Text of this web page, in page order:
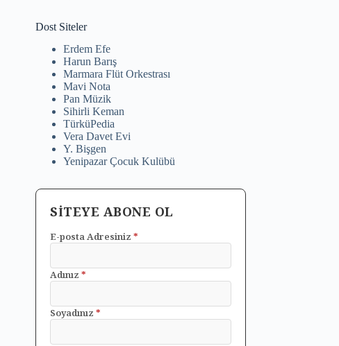
Dost Siteler
Erdem Efe
Harun Barış
Marmara Flüt Orkestrası
Mavi Nota
Pan Müzik
Sihirli Keman
TürküPedia
Vera Davet Evi
Y. Bişgen
Yenipazar Çocuk Kulübü
SİTEYE ABONE OL
E-posta Adresiniz*
Adınız*
Soyadınız*